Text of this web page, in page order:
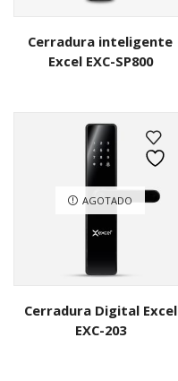
Cerradura inteligente
Excel EXC-SP800
AGOTADO
Cerradura Digital Excel
EXC-203